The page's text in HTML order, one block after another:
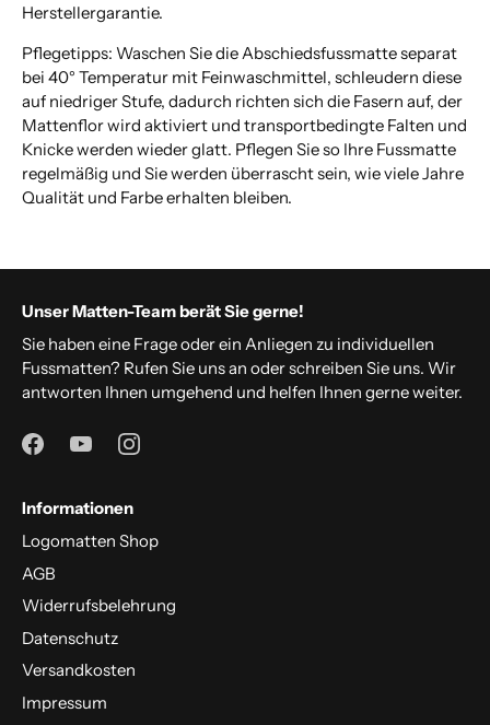
Herstellergarantie.
Pflegetipps: Waschen Sie die Abschiedsfussmatte separat
bei 40° Temperatur mit Feinwaschmittel, schleudern diese
auf niedriger Stufe, dadurch richten sich die Fasern auf, der
Mattenflor wird aktiviert und transportbedingte Falten und
Knicke werden wieder glatt. Pflegen Sie so Ihre Fussmatte
regelmäßig und Sie werden überrascht sein, wie viele Jahre
Qualität und Farbe erhalten bleiben.
Unser Matten-Team berät Sie gerne!
Sie haben eine Frage oder ein Anliegen zu individuellen
Fussmatten? Rufen Sie uns an oder schreiben Sie uns. Wir
antworten Ihnen umgehend und helfen Ihnen gerne weiter.
Informationen
Logomatten Shop
AGB
Widerrufsbelehrung
Datenschutz
Versandkosten
Impressum